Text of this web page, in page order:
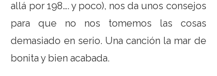
allá por 198…. y poco), nos da unos consejos
para que no nos tomemos las cosas
demasiado en serio. Una canción la mar de
bonita y bien acabada.